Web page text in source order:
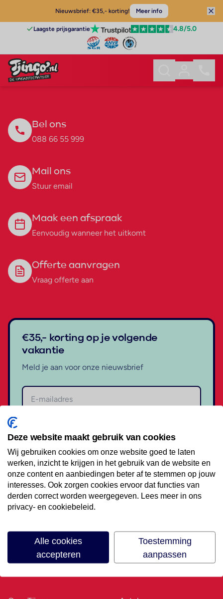
Nieuwsbrief: €35,- korting! Meer info
Laagste prijsgarantie 4.8/5.0
Bel ons
088 66 55 999
Mail ons
Stuur email
Maak een afspraak
Eenvoudig wanneer het uitkomt
Offerte aanvragen
Vraag offerte aan
€35,- korting op je volgende
vakantie
Meld je aan voor onze nieuwsbrief
Volg ons op social media
Deze website maakt gebruik van cookies
Wij gebruiken cookies om onze website goed te laten
werken, inzicht te krijgen in het gebruik van de website en
onze content en aanbiedingen beter af te stemmen op jouw
interesses. Ook zorgen cookies ervoor dat functies van
derden correct worden weergegeven. Lees meer in ons
privacy- en cookiebeleid.
Alle cookies
accepteren
Toestemming
aanpassen